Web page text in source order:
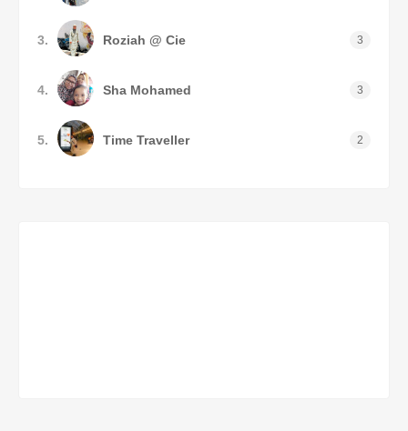
3. Roziah @ Cie 3
4. Sha Mohamed 3
5. Time Traveller 2